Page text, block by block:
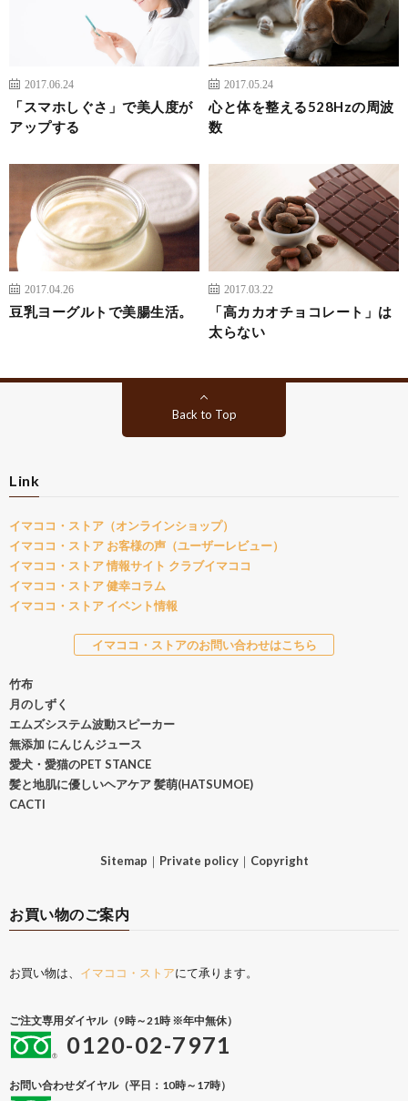
2017.06.24
「スマホしぐさ」で美人度が
アップする
2017.05.24
心と体を整える528Hzの周波
数
2017.04.26
豆乳ヨーグルトで美腸生活。
2017.03.22
「高カカオチョコレート」は
太らない
Back to Top
Link
イマココ・ストア（オンラインショップ）
イマココ・ストア お客様の声（ユーザーレビュー）
イマココ・ストア 情報サイト クラブイマココ
イマココ・ストア 健幸コラム
イマココ・ストア イベント情報
イマココ・ストアのお問い合わせはこちら
竹布
月のしずく
エムズシステム波動スピーカー
無添加 にんじんジュース
愛犬・愛猫のPET STANCE
髪と地肌に優しいヘアケア 髪萌(HATSUMOE)
CACTI
Sitemap ｜ Private policy｜ Copyright
お買い物のご案内
お買い物は、 イマココ・ストアにて承ります。
ご注文専用ダイヤル（9時～21時 ※年中無休）
0120-02-7971
お問い合わせダイヤル（平日：10時～17時）